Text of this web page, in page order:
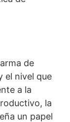
de
el nivel que
a la
la
un papel